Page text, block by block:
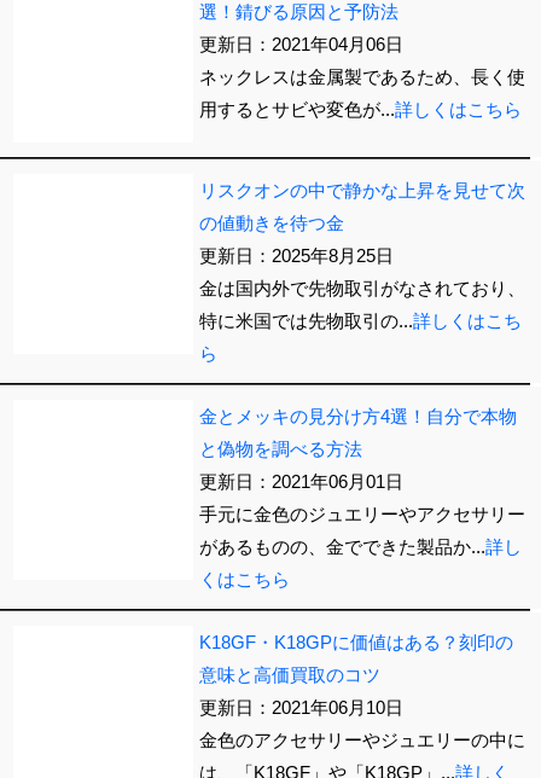
選！錆びる原因と予防法
更新日：2021年04月06日
ネックレスは金属製であるため、長く使
用するとサビや変色が...詳しくはこちら
リスクオンの中で静かな上昇を見せて次
の値動きを待つ金
更新日：2025年8月25日
金は国内外で先物取引がなされており、
特に米国では先物取引の...詳しくはこち
ら
金とメッキの見分け方4選！自分で本物
と偽物を調べる方法
更新日：2021年06月01日
手元に金色のジュエリーやアクセサリー
があるものの、金でできた製品か...詳し
くはこちら
K18GF・K18GPに価値はある？刻印の
意味と高価買取のコツ
更新日：2021年06月10日
金色のアクセサリーやジュエリーの中に
は、「K18GF」や「K18GP」...詳しく